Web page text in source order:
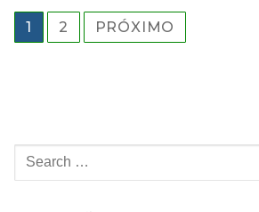
Paginação
1 2 PRÓXIMO
Pesquisar
por: